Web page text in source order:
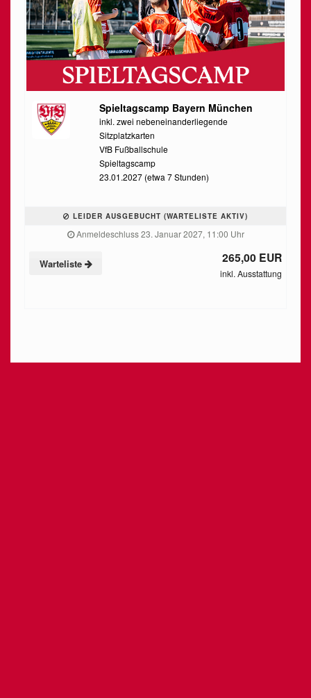
Spieltagscamp Bayern München
inkl. zwei nebeneinanderliegende
Sitzplatzkarten
VfB Fußballschule
Spieltagscamp
23.01.2027 (etwa 7 Stunden)
LEIDER AUSGEBUCHT (WARTELISTE AKTIV)
Anmeldeschluss 23. Januar 2027, 11:00 Uhr
Warteliste 265,00 EUR
inkl. Ausstattung